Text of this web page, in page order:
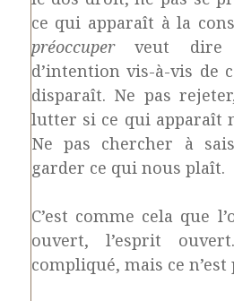
ce qui apparaît à la
préoccuperveut dire
d’intention vis-à-vis de
disparaît. Ne pas
lutter si ce qui apparaît
Ne pas chercher à
garder ce qui nous plaît.
C’est comme cela que
ouvert, l’esprit
compliqué, mais ce n’est